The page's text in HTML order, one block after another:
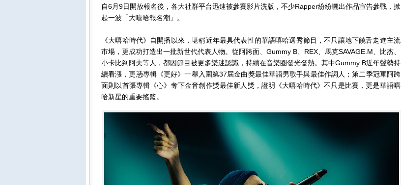
自6月9日開放報名後，各大社群平台迅速被參賽影片洗版，不少Rapper紛紛曬出作品宣告參戰，掀
起一波「大嘻哈報名潮」。
《大嘻哈時代》自開播以來，堪稱近年最具代表性的華語嘻哈選秀節目，不只讓地下饒舌走進主流
市場，更成功打造出一批新世代代表人物。從阿跨面、Gummy B、REX、馬克SAVAGE.M、比杰、
小卡比到阿夫等人，都因節目被更多樂迷認識，持續在音樂圈發光發熱。其中Gummy B近年聲勢持
續看漲，更憑專輯《更好》一舉入圍第37屆金曲獎最佳華語男歌手與最佳作詞人；第二季冠軍阿跨
面則以首張專輯《心》奪下金音創作獎最佳新人獎，證明《大嘻哈時代》不只是比賽，更是華語嘻
哈新星的重要搖籃。